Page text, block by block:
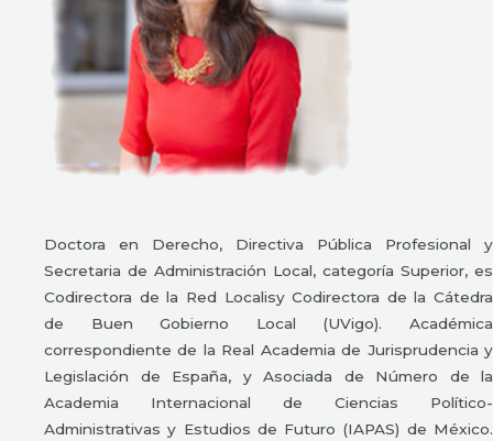
Doctora en Derecho, Directiva Pública Profesional y
Secretaria de Administración Local, categoría Superior, es
Codirectora de la Red Localisy Codirectora de la Cátedra
de Buen Gobierno Local (UVigo). Académica
correspondiente de la Real Academia de Jurisprudencia y
Legislación de España, y Asociada de Número de la
Academia Internacional de Ciencias Político-
Administrativas y Estudios de Futuro (IAPAS) de México.